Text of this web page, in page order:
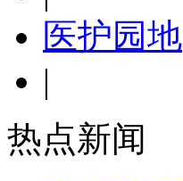
医护园地
|
热点新闻